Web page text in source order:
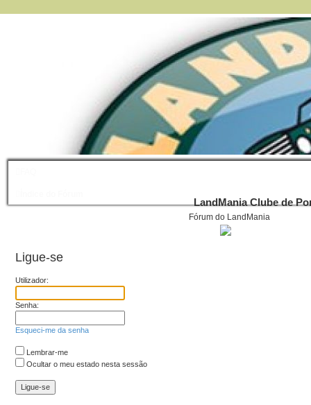
LandMania Clube de
Fórum do LandMania
Ligue-se
Utilizador:
Senha:
Esqueci-me da senha
Lembrar-me
Ocultar o meu estado nesta sessão